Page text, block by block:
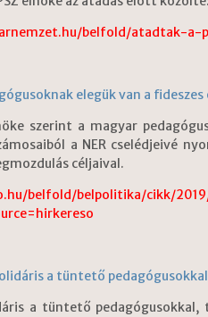
belfold/atadtak-
elegük van a
szerint a magyar
a NER cselédjeivé
céljaival.
belfold/belpolitika/cikk/
a tüntető pedagógusokkal
a tüntető